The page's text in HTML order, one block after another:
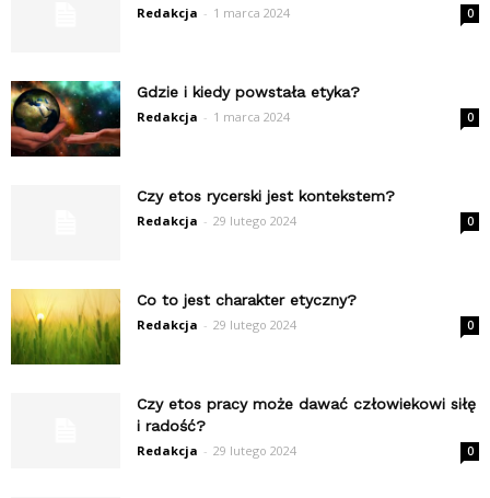
Redakcja - 1 marca 2024 0
Gdzie i kiedy powstała etyka?
Redakcja - 1 marca 2024 0
Czy etos rycerski jest kontekstem?
Redakcja - 29 lutego 2024 0
Co to jest charakter etyczny?
Redakcja - 29 lutego 2024 0
Czy etos pracy może dawać człowiekowi siłę
i radość?
Redakcja - 29 lutego 2024 0